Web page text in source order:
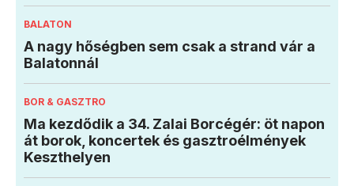
BALATON
A nagy hőségben sem csak a strand vár a
Balatonnál
BOR & GASZTRO
Ma kezdődik a 34. Zalai Borcégér: öt napon
át borok, koncertek és gasztroélmények
Keszthelyen